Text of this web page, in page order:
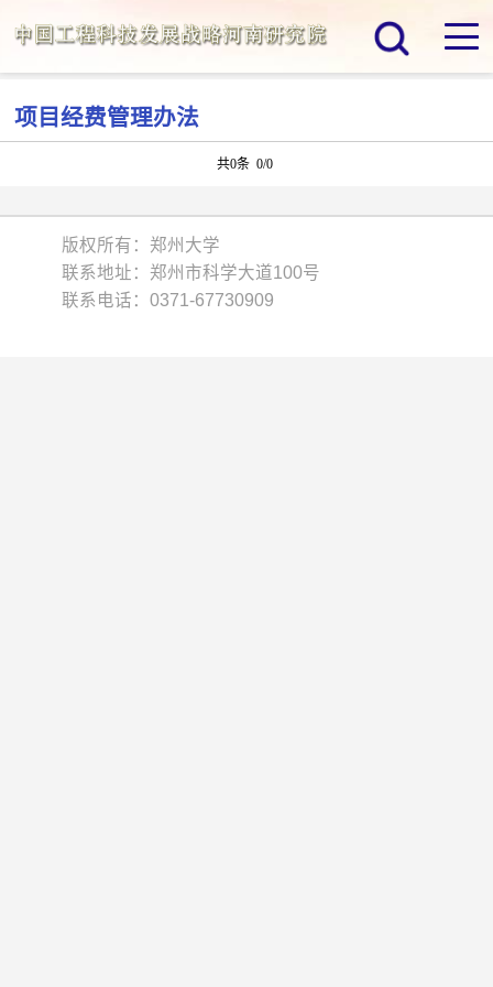
项目经费管理办法
共0条 0/0
版权所有：郑州大学
联系地址：郑州市科学大道100号
联系电话：0371-67730909